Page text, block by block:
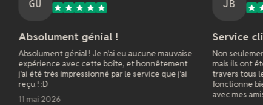
génial !
! Je n'ai eu aucune mauvaise
cette boîte, et honnêtement
par le service que j'ai
Service client
Non seulement ils ont répondu
mais ils ont été super patients
travers tous les paramètres
fonctionne bien pour le jeu
avec mes amis. Super service